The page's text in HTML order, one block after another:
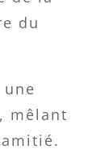
du
mêlant